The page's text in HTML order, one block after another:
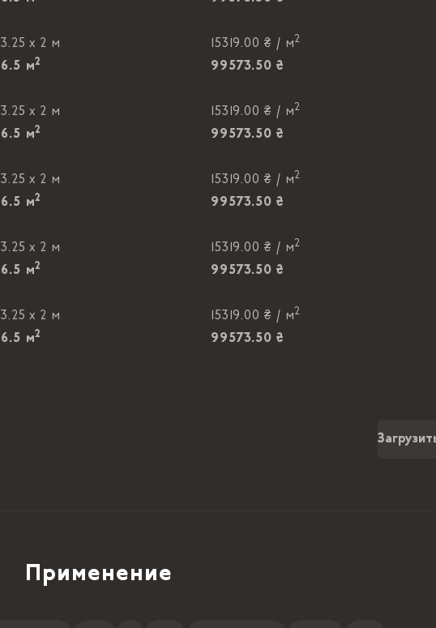
3.25 x 2 м
6.5 м2
15319.00 ₴ / м2
99573.50 ₴
3.25 x 2 м
6.5 м2
15319.00 ₴ / м2
99573.50 ₴
3.25 x 2 м
6.5 м2
15319.00 ₴ / м2
99573.50 ₴
3.25 x 2 м
6.5 м2
15319.00 ₴ / м2
99573.50 ₴
3.25 x 2 м
6.5 м2
15319.00 ₴ / м2
99573.50 ₴
Применение